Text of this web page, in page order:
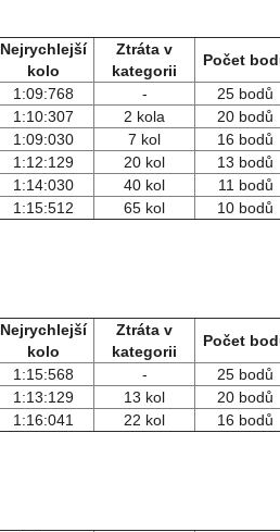
Nejrychlejší
kolo
Ztráta v
kategorii
Počet
1:09:768 -
25 bodů
1:10:307 2 kola
20 bodů
1:09:030 7 kol
16 bodů
1:12:129 20 kol
13 bodů
1:14:030 40 kol
11 bodů
1:15:512 65 kol 10 bodů
Nejrychlejší
kolo
Ztráta v
kategorii
Počet
1:15:568 -
25 bodů
1:13:129 13 kol
20 bodů
1:16:041 22 kol 16 bodů